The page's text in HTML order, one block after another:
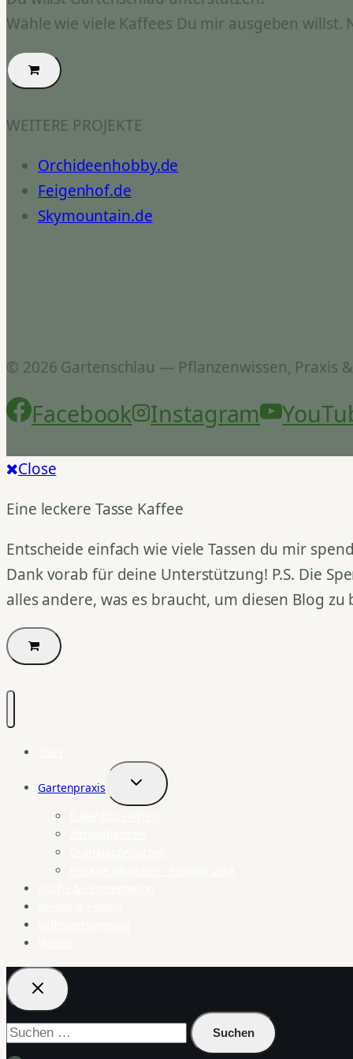
Wähle wie viele Kaffees Du mir ausgeben
WEITERE PROJEKTE
Orchideenhobby.de
Feigenhof.de
Skymountain.de
© 2026 Gartenschlau — Pflanzenwissen, Praxis
Facebook Instagram
Close
Eine leckere Tasse Kaffee
Entscheide einfach wie viele Tassen du mir
Dank vorab für deine Unterstützung! P.S. Die
alles andere, was es braucht, um diesen Blog zu
Gartenpraxis
Untermenü
umschalten
Suchen
nach: